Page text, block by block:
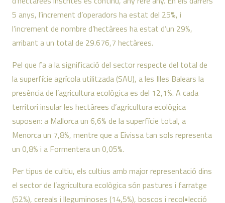
5 anys, l’increment d’operadors ha estat del 25%, i
l’increment de nombre d’hectàrees ha estat d’un 29%,
arribant a un total de 29.676,7 hectàrees.
Pel que fa a la significació del sector respecte del total de
la superfície agrícola utilitzada (SAU), a les Illes Balears la
presència de l’agricultura ecològica es del 12,1%. A cada
territori insular les hectàrees d’agricultura ecològica
suposen: a Mallorca un 6,6% de la superfície total, a
Menorca un 7,8%, mentre que a Eivissa tan sols representa
un 0,8% i a Formentera un 0,05%.
Per tipus de cultiu, els cultius amb major representació dins
el sector de l’agricultura ecològica són pastures i farratge
(52%), cereals i lleguminoses (14,5%), boscos i recol•lecció